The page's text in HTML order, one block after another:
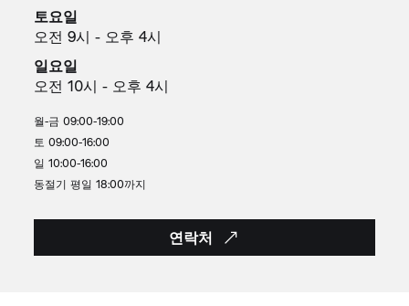
토요일
오전 9시 - 오후 4시
일요일
오전 10시 - 오후 4시
월-금 09:00-19:00
토 09:00-16:00
일 10:00-16:00
동절기 평일 18:00까지
연락처